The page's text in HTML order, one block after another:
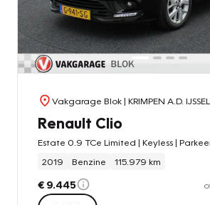
Vakgarage Blok| KRIMPEN A.D.
Renault Clio
Estate 0.9 TCe Limited | Keyless |
2019
Benzine 115.979 km
€ 9.445